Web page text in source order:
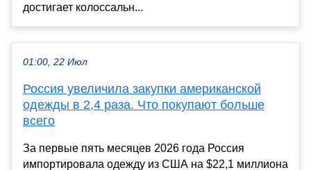
достигает колоссальн...
01:00, 22 Июл
Россия увеличила закупки американской
одежды в 2,4 раза. Что покупают больше
всего
За первые пять месяцев 2026 года Россия
импортировала одежду из США на $22,1 миллиона